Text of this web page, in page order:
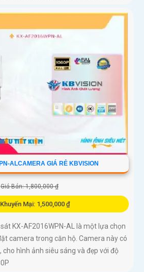
ALCAMERA GIÁ RẺ KBVISION
Giá Bán: 1,800,000 ₫
Mại: 1,500,000 ₫
KX-AF2016WPN-AL là một lựa chọn
camera trong căn hộ. Camera này có
cho hình ảnh siêu sáng và đẹp với độ